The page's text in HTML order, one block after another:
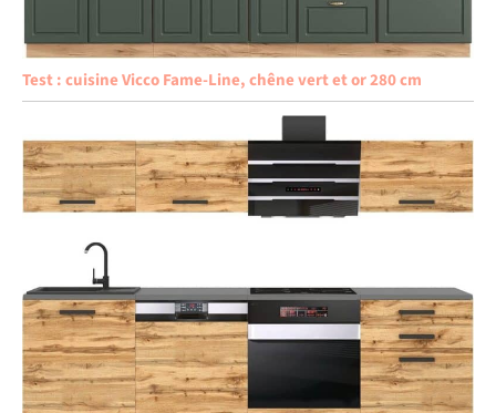
Test : cuisine Vicco Fame-Line, chêne vert et or 280 cm